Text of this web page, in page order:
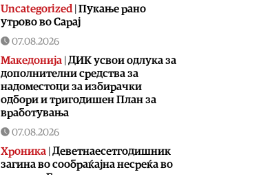
Uncategorized | Пукање рано
утрово во Сарај
07.08.2026
Македонија | ДИК усвои одлука за
дополнителни средства за
надоместоци за избирачки
одбори и тригодишен План за
вработувања
07.08.2026
Хроника | Деветнаесетгодишник
загина во сообраќајна несреќа во
скопски Бутел